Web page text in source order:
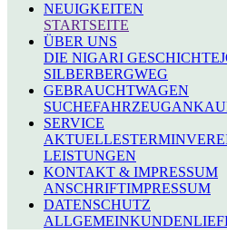
NEUIGKEITEN
STARTSEITE
ÜBER UNS
DIE NIGARI GESCHICHTE
SILBERBERGWEG
GEBRAUCHTWAGEN
SUCHE
SERVICE
AKTUELLES
LEISTUNGEN
KONTAKT & IMPRESSUM
ANSCHRIFTIMPRESSUM
DATENSCHUTZ
ALLGEMEINKUNDEN